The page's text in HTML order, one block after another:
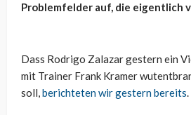
Problemfelder auf, die eigentlich
Dass Rodrigo Zalazar gestern ein
mit Trainer Frank Kramer
soll,berichteten wir gestern bereits.